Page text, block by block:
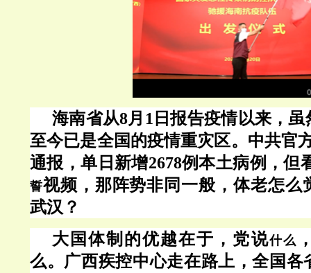
海南省从8月1日报告疫情以来，
至今已是全国的疫情重灾区。中共官
通报，单日新增2678例本土病例，但
誓视频，那阵势非同一般，体老怎么
武汉？
大国体制的优越在于，党说什么
么。广西疾控中心走在路上，全国各